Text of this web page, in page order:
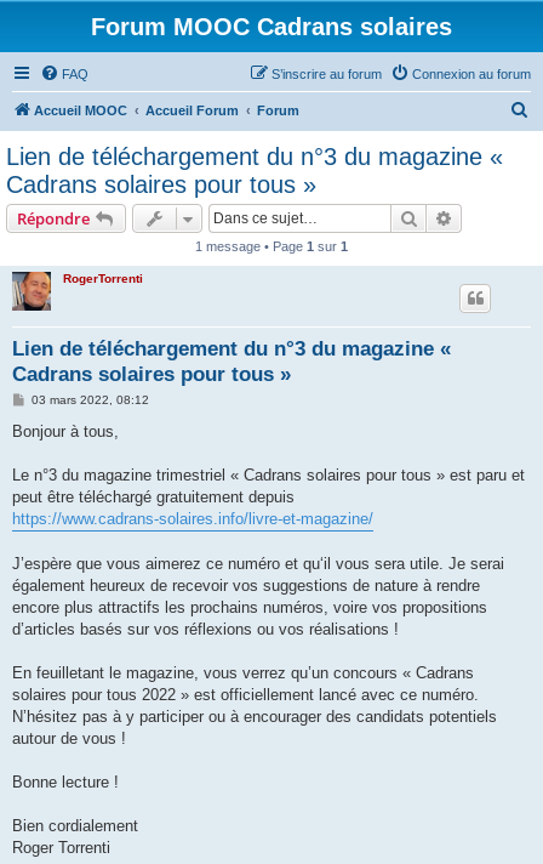
Forum MOOC Cadrans solaires
FAQ Connexion au forum
S’inscrire au forum
Accueil MOOC Accueil Forum Forum
Lien de téléchargement du n°3 du magazine «
Cadrans solaires pour tous »
Répondre Rechercher
1 message • Page 1 sur 1
RogerTorrenti
Lien de téléchargement du n°3 du magazine «
Cadrans solaires pour tous »
M
s
g
03 mars 2022, 08:12
Bonjour à tous,
Le n°3 du magazine trimestriel « Cadrans solaires pour tous » est paru et
peut être téléchargé gratuitement depuis
https://www.cadrans-solaires.info/livre-et-magazine/
J’espère que vous aimerez ce numéro et qu‘il vous sera utile. Je serai
également heureux de recevoir vos suggestions de nature à rendre
encore plus attractifs les prochains numéros, voire vos propositions
d’articles basés sur vos réflexions ou vos réalisations !
En feuilletant le magazine, vous verrez qu’un concours « Cadrans
solaires pour tous 2022 » est officiellement lancé avec ce numéro.
N’hésitez pas à y participer ou à encourager des candidats potentiels
autour de vous !
Bonne lecture !
Bien cordialement
Roger Torrenti